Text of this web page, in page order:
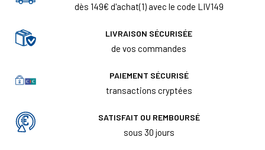
dès 149€ d'achat(1) avec le code LIV149
LIVRAISON SÉCURISÉE
de vos commandes
PAIEMENT SÉCURISÉ
transactions cryptées
SATISFAIT OU REMBOURSÉ
sous 30 jours